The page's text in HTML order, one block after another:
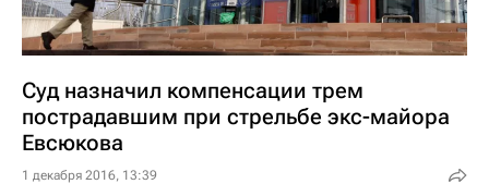
Суд назначил компенсации трем
пострадавшим при стрельбе экс-майора
Евсюкова
1 декабря 2016, 13:39